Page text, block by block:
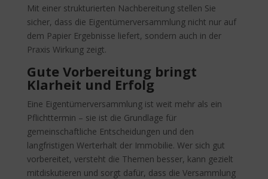
Mit einer strukturierten Nachbereitung stellen Sie
sicher, dass die Eigentümerversammlung nicht nur auf
dem Papier Ergebnisse liefert, sondern auch in der
Praxis Wirkung zeigt.
Gute Vorbereitung bringt
Klarheit und Erfolg
Eine Eigentümerversammlung ist weit mehr als ein
Pflichttermin – sie ist die Grundlage für
gemeinschaftliche Entscheidungen und den
langfristigen Werterhalt der Immobilie. Wer sich gut
vorbereitet, versteht die Themen besser, kann gezielt
mitdiskutieren und sorgt dafür, dass die Versammlung